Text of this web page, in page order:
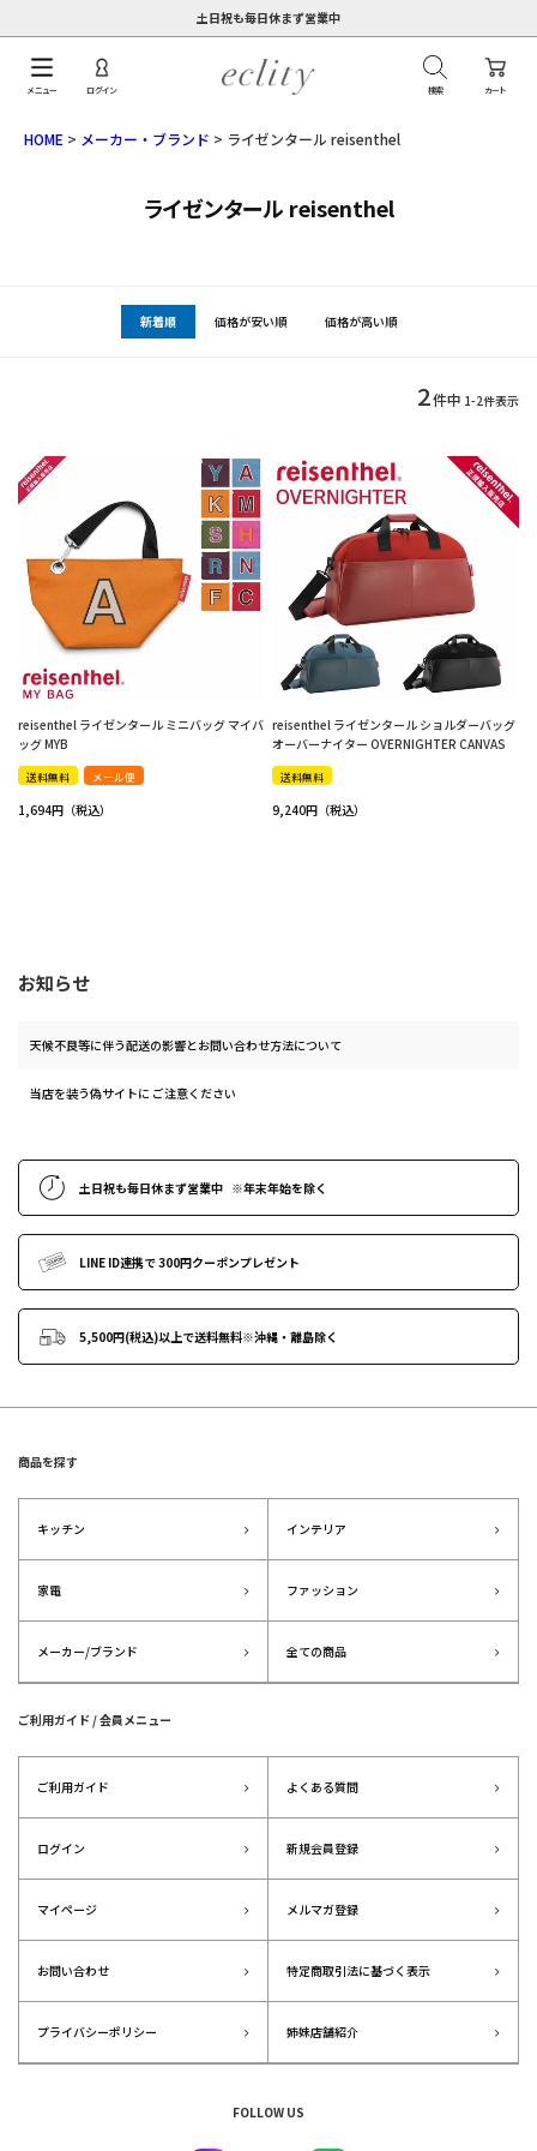
土日祝も毎日休まず営業中
カート
メニュー ログイン 検索
HOME メーカー・ブランド ライゼンタール reisenthel
ライゼンタール reisenthel
新着順 価格が安い順 価格が高い順
2件中 1-2件表示
reisenthel ライゼンタール ミニバッグ マイバ
ッグ MYB
送料無料 メール便
1,694
reisenthel ライゼンタール ショルダーバッグ
オーバーナイター OVERNIGHTER CANVAS
送料無料
9,240
お知らせ
天候不良等に伴う配送の影響とお問い合わせ方法について
当店を装う偽サイトに ご注意ください
土日祝も毎日休まず営業中 ※年末年始を除く
LINE ID連携で300円クーポンプレゼント
5,500円(税込)以上で送料無料※沖縄・離島除く
商品を探す
キッチン インテリア
家電 ファッション
メーカー/ブランド 全ての商品
ご利用ガイド / 会員メニュー
ご利用ガイド よくある質問
ログイン 新規会員登録
マイページ メルマガ登録
お問い合わせ 特定商取引法に基づく表示
プライバシーポリシー 姉妹店舗紹介
FOLLOW US